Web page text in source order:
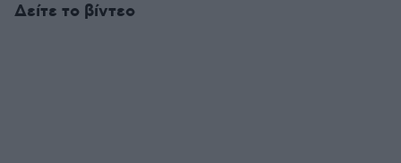
Δείτε το βίντεο